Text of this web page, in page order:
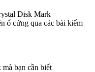
Disk Mark
ổ cứng qua các bài kiểm
bạn cần biết